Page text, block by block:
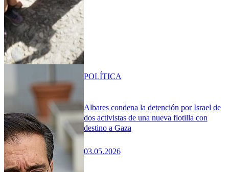
Albares condena la detención por Israel de
dos activistas de una nueva flotilla con
destino a Gaza
03.05.2026
POLÍTICA